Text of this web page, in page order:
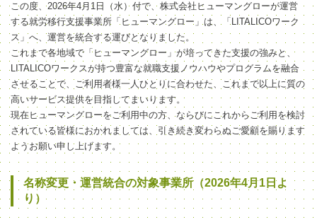
この度、2026年4月1日（水）付で、株式会社ヒューマングローが運営
する就労移行支援事業所「ヒューマングロー」は、「LITALICOワーク
ス」へ、運営を統合する運びとなりました。
これまで各地域で「ヒューマングロー」が培ってきた支援の強みと、
LITALICOワークスが持つ豊富な就職支援ノウハウやプログラムを融合
させることで、ご利用者様一人ひとりに合わせた、これまで以上に質の
高いサービス提供を目指してまいります。
現在ヒューマングローをご利用中の方、ならびにこれからご利用を検討
されている皆様におかれましては、引き続き変わらぬご愛顧を賜ります
ようお願い申し上げます。
名称変更・運営統合の対象事業所（2026年4月1日よ
り）